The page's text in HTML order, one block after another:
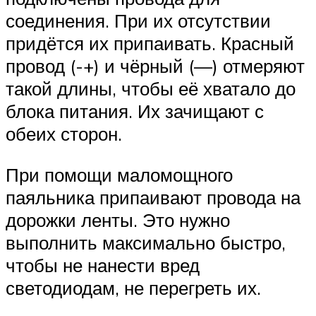
соединения. При их отсутствии
придётся их припаивать. Красный
провод (-+) и чёрный (—) отмеряют
такой длины, чтобы её хватало до
блока питания. Их зачищают с
обеих сторон.
При помощи маломощного
паяльника припаивают провода на
дорожки ленты. Это нужно
выполнить максимально быстро,
чтобы не нанести вред
светодиодам, не перегреть их.